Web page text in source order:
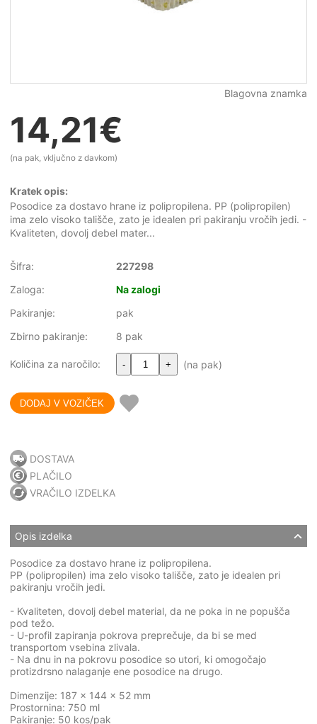
Blagovna znamka
14,21€
(na pak, vključno z davkom)
Kratek opis:
Posodice za dostavo hrane iz polipropilena. PP (polipropilen)
ima zelo visoko tališče, zato je idealen pri pakiranju vročih jedi. -
Kvaliteten, dovolj debel mater...
Šifra:
227298
Zaloga:
Na zalogi
Pakiranje:
pak
Zbirno pakiranje:
8 pak
Količina za naročilo: - + (na pak)
DOSTAVA
PLAČILO
VRAČILO IZDELKA
Opis izdelka
Posodice za dostavo hrane iz polipropilena.
PP (polipropilen) ima zelo visoko tališče, zato je idealen pri
pakiranju vročih jedi.
- Kvaliteten, dovolj debel material, da ne poka in ne popušča
pod težo.
- U-profil zapiranja pokrova preprečuje, da bi se med
transportom vsebina zlivala.
- Na dnu in na pokrovu posodice so utori, ki omogočajo
protizdrsno nalaganje ene posodice na drugo.
Dimenzije: 187 x 144 x 52 mm
Prostornina: 750 ml
Pakiranje: 50 kos/pak